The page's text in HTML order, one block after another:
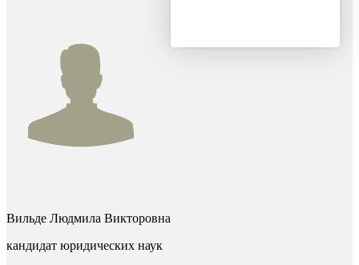
Вильде Людмила Викторовна
кандидат юридических наук